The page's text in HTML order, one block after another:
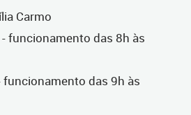
Carmo
funcionamento das 8h às
das 9h às